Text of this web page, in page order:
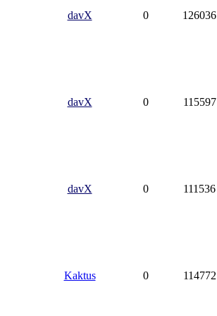
davX 0 126036
davX 0 115597
davX 0 111536
Kaktus 0 114772